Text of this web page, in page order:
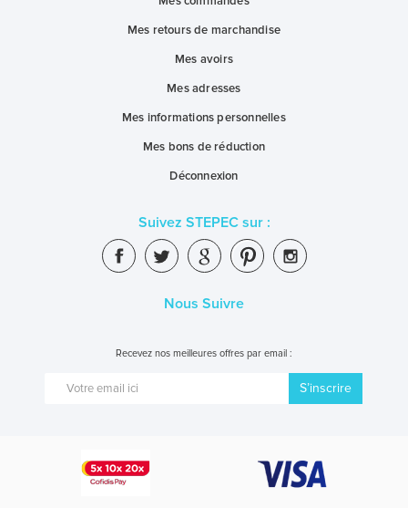
Mes retours de marchandise
Mes avoirs
Mes adresses
Mes informations personnelles
Mes bons de réduction
Déconnexion
Suivez STEPEC sur :
Nous Suivre
Recevez nos meilleures offres par email :
S’inscrire